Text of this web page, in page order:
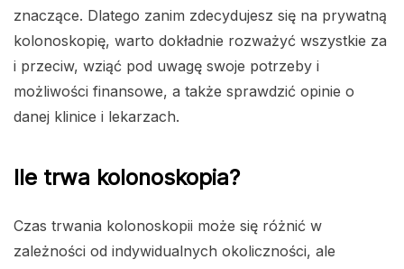
znaczące. Dlatego zanim zdecydujesz się na prywatną
kolonoskopię, warto dokładnie rozważyć wszystkie za
i przeciw, wziąć pod uwagę swoje potrzeby i
możliwości finansowe, a także sprawdzić opinie o
danej klinice i lekarzach.
Ile trwa kolonoskopia?
Czas trwania kolonoskopii może się różnić w
zależności od indywidualnych okoliczności, ale